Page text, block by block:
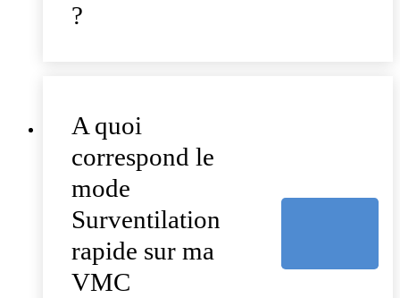
?
A quoi
correspond le
mode
Surventilation
rapide sur ma
VMC